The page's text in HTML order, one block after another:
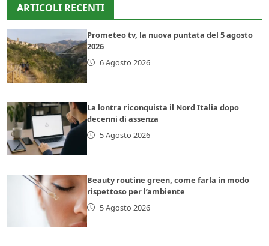
ARTICOLI RECENTI
Prometeo tv, la nuova puntata del 5 agosto
2026
6 Agosto 2026
La lontra riconquista il Nord Italia dopo
decenni di assenza
5 Agosto 2026
Beauty routine green, come farla in modo
rispettoso per l’ambiente
5 Agosto 2026